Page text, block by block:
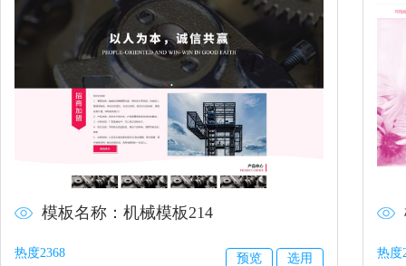
模板名称：机械模板214
热度2368 预览 选用 热度